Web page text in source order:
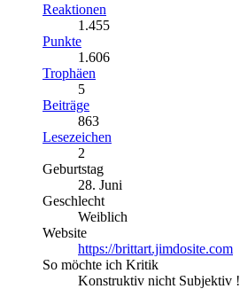
Reaktionen
1.455
Punkte
1.606
Trophäen
5
Beiträge
863
Lesezeichen
2
Geburtstag
28. Juni
Geschlecht
Weiblich
Website
https://brittart.jimdosite.com
So möchte ich Kritik
Konstruktiv nicht Subjektiv !